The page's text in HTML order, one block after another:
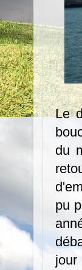
Le
du
pu
jour